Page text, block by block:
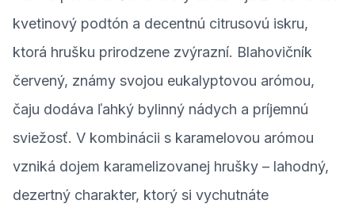
kvetinový podtón a decentnú citrusovú iskru,
ktorá hrušku prirodzene zvýrazní. Blahovičník
červený, známy svojou eukalyptovou arómou,
čaju dodáva ľahký bylinný nádych a príjemnú
sviežosť. V kombinácii s karamelovou arómou
vzniká dojem karamelizovanej hrušky – lahodný,
dezertný charakter, ktorý si vychutnáte